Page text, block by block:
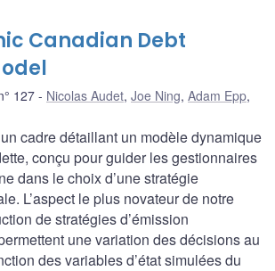
Canadian Debt
127 Nicolas Audet, Joe Ning, Adam Epp,
cadre détaillant un modèle dynamique
conçu pour guider les gestionnaires
dans le choix d’une stratégie
L’aspect le plus novateur de notre
de stratégies d’émission
une variation des décisions au
des variables d’état simulées du